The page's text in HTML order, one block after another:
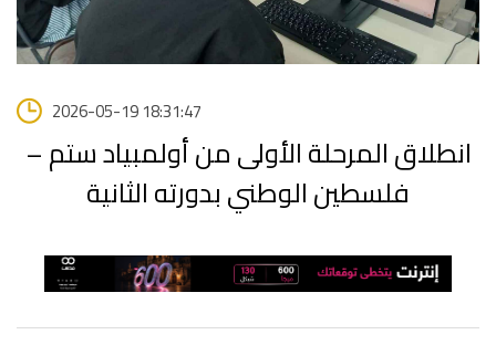
2026-05-19 18:31:47
انطلاق المرحلة الأولى من أولمبياد ستم –
فلسطين الوطني بدورته الثانية